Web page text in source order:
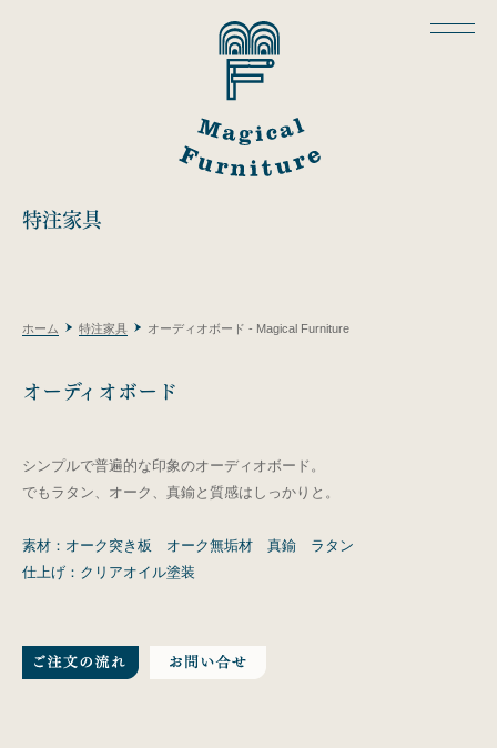
特注家具
ホーム 特注家具 オーディオボード - Magical Furniture
オーディオボード
シンプルで普遍的な印象のオーディオボード。
でもラタン、オーク、真鍮と質感はしっかりと。
素材：オーク突き板 オーク無垢材 真鍮 ラタン
仕上げ：クリアオイル塗装